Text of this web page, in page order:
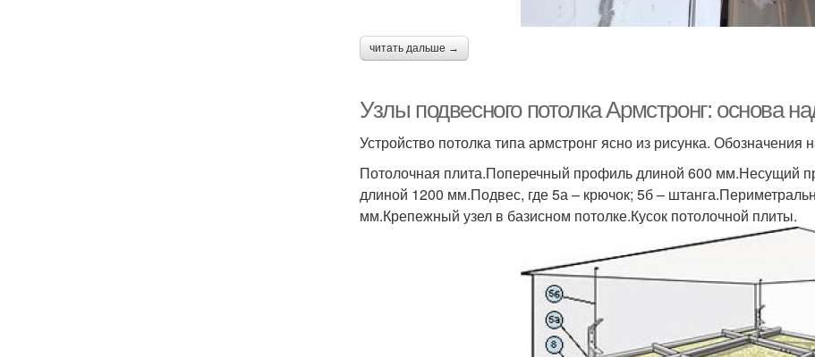
читать дальше →
Узлы подвесного потолка Армстронг: основа
Устройство потолка типа армстронг ясно из рисунка. Обозначения
Потолочная плита.Поперечный профиль длиной 600 мм.Несущий
длиной 1200 мм.Подвес, где 5а – крючок; 5б –
мм.Крепежный узел в базисном потолке.Кусок потолочной плиты.